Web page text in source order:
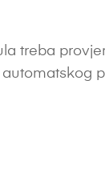
treba